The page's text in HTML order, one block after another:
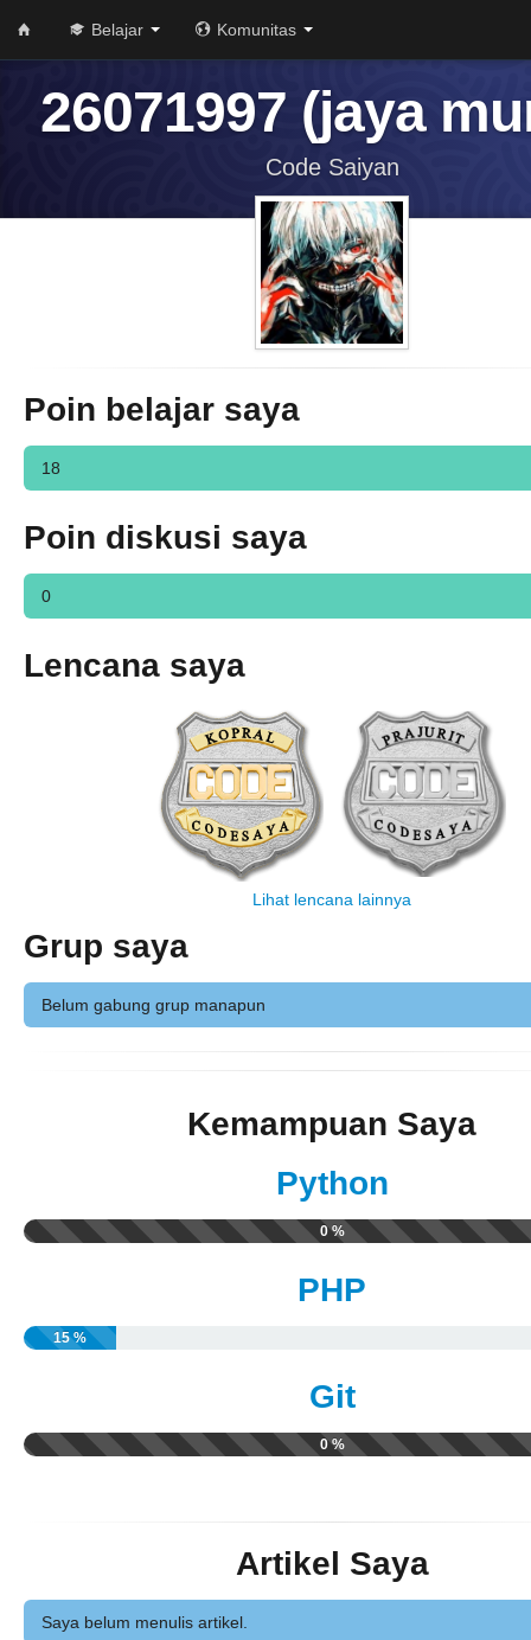
Belajar Komunitas
26071997 (jaya
Code Saiyan
Poin belajar saya
18
Poin diskusi saya
0
Lencana saya
Lihat lencana lainnya
Grup saya
Belum gabung grup manapun
Kemampuan Saya
Python
0 %
PHP
15 %
Git
0 %
Artikel Saya
Saya belum menulis artikel.